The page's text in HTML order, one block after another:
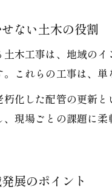
ない土木の役割
木工事は、地域の
これらの工事は、
化した配管の更新
現場ごとの課題に
展のポイント